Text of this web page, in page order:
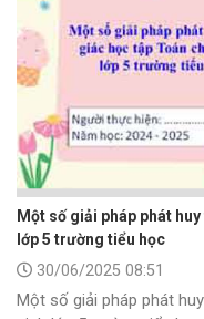
Một số giải pháp phát
lớp 5 trường tiểu học
30/06/2025 08:51
Một số giải pháp phát